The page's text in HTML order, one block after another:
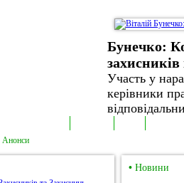
Бунечко:
захисників
Участь у
керівники
Анонси
• Новини